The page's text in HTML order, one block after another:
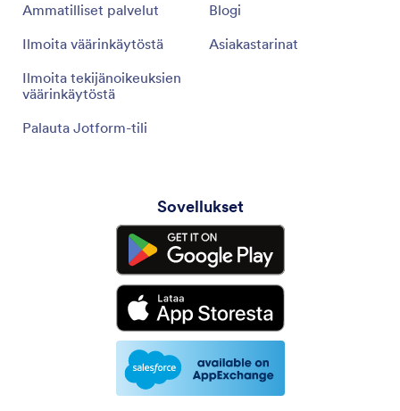
Ammatilliset palvelut
Ilmoita väärinkäytöstä
Ilmoita tekijänoikeuksien
väärinkäytöstä
Palauta Jotform-tili
Blogi
Asiakastarinat
Sovellukset